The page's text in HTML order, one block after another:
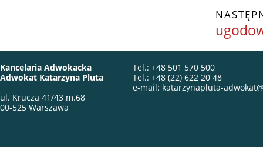
Kancelaria Adwokacka
Adwokat Katarzyna Pluta
ul. Krucza 41/43 m.68
00-525 Warszawa
Tel.: +48 501 570 500
Tel.: +48 (22) 622 20 48
e-mail: katarzynapluta-